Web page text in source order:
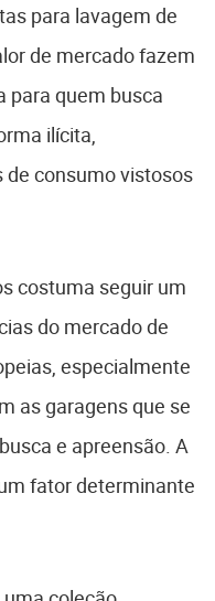
para lavagem de
de mercado fazem
para quem busca
ilícita,
consumo vistosos
costuma seguir um
do mercado de
especialmente
as garagens que se
e apreensão. A
fator determinante